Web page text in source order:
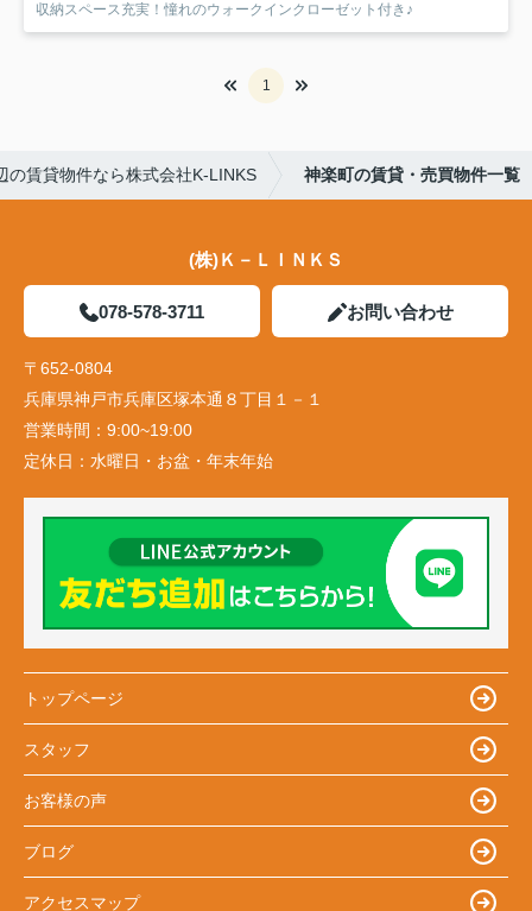
収納スペース充実！憧れのウォークインクローゼット付き♪
1
の賃貸物件なら株式会社K-LINKS 神楽町の賃貸・売買物件一覧
(株)Ｋ－ＬＩＮＫＳ
078-578-3711 お問い合わせ
〒652-0804
兵庫県神戸市兵庫区塚本通８丁目１－１
営業時間： 9:00~19:00
定休日： 水曜日・お盆・年末年始
トップページ
スタッフ
お客様の声
ブログ
アクセスマップ